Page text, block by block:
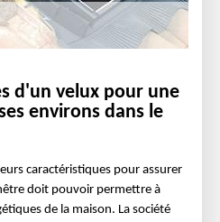
d'un velux pour une
environs dans le
caractéristiques pour assurer
doit pouvoir permettre à
de la maison. La société